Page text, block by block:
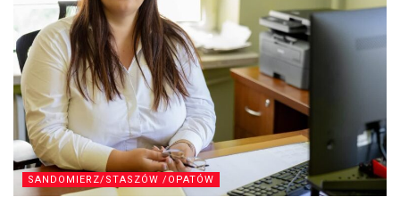
SANDOMIERZ/STASZÓW /OPATÓW